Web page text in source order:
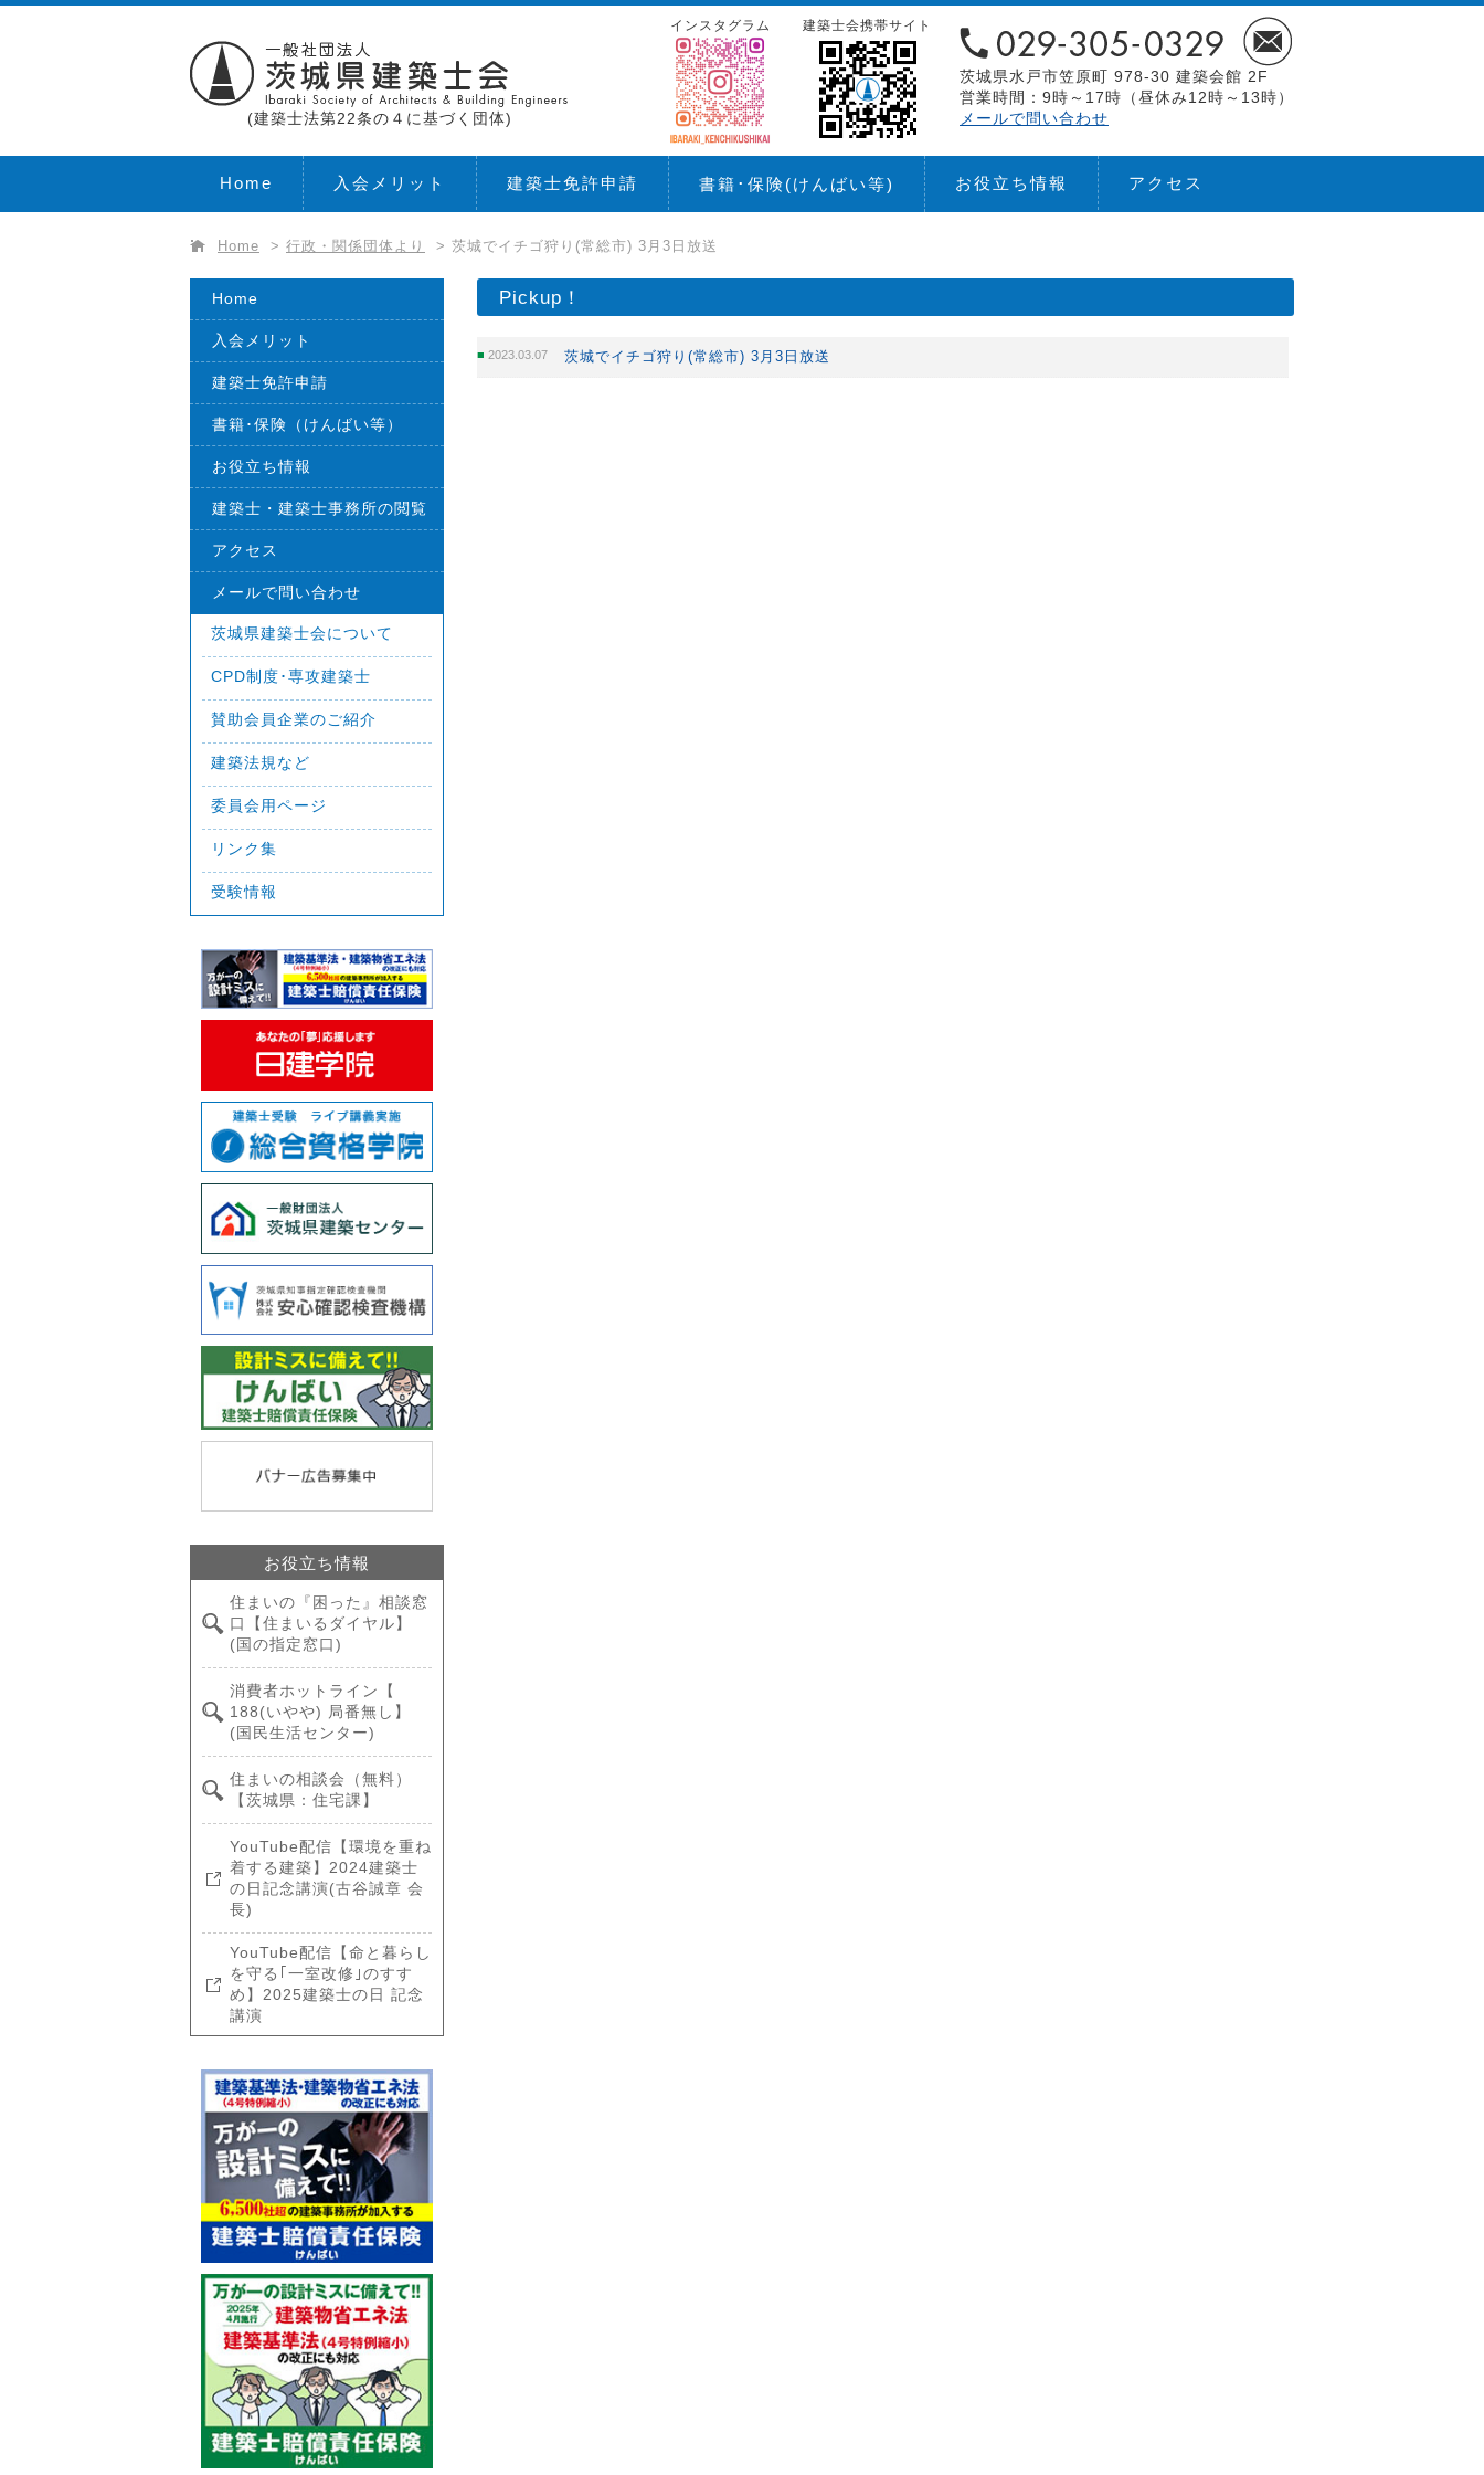
(建築士法第22条の４に基づく団体)
茨城県水戸市笠原町 978-30 建築会館 2F
営業時間：9時～17時（昼休み12時～13時）
メールで問い合わせ
建築士会携帯サイト
インスタグラム
Home 入会メリット 建築士免許申請 書籍･保険(けんばい等) お役立ち情報 アクセス
Home > 行政・関係団体より > 茨城でイチゴ狩り(常総市) 3月3日放送
Pickup！
2023.03.07 茨城でイチゴ狩り(常総市) 3月3日放送
Home
入会メリット
建築士免許申請
書籍･保険（けんばい等）
お役立ち情報
建築士・建築士事務所の閲覧
アクセス
メールで問い合わせ
茨城県建築士会について
CPD制度･専攻建築士
賛助会員企業のご紹介
建築法規など
委員会用ページ
リンク集
受験情報
お役立ち情報
住まいの『困った』相談窓
口【住まいるダイヤル】
(国の指定窓口)
消費者ホットライン【
188(いやや) 局番無し】
(国民生活センター)
住まいの相談会（無料）
【茨城県：住宅課】
YouTube配信【環境を重ね
着する建築】2024建築士
の日記念講演(古谷誠章 会
長)
YouTube配信【命と暮らし
を守る｢一室改修｣のすす
め】2025建築士の日 記念
講演